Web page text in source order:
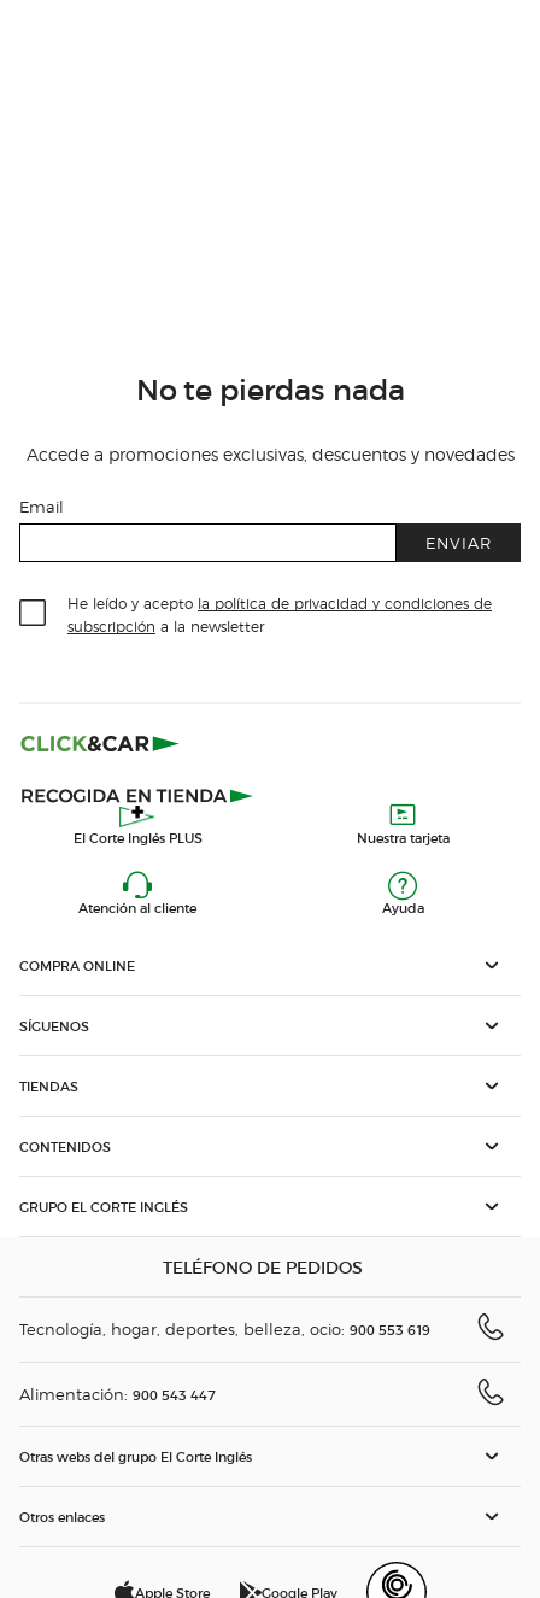
No te pierdas nada
Accede a promociones exclusivas, descuentos y novedades
Email
ENVIAR
He leído y acepto la política de privacidad y condiciones de
subscripción a la newsletter
El Corte Inglés PLUS Nuestra tarjeta
Atención al cliente Ayuda
COMPRA ONLINE
SÍGUENOS
TIENDAS
CONTENIDOS
GRUPO EL CORTE INGLÉS
TELÉFONO DE PEDIDOS
Tecnología, hogar, deportes, belleza, ocio: 900 553 619
Alimentación: 900 543 447
Otras webs del grupo El Corte Inglés
Otros enlaces
Apple Store Google Play